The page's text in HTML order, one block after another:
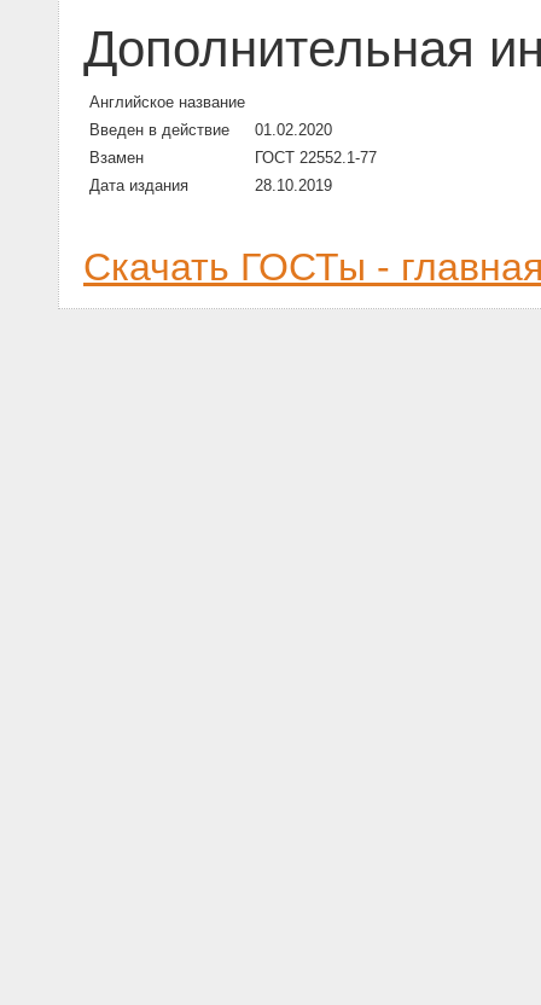
Дополнительная
Английское название
Введен в действие
01.02.2020
Взамен
ГОСТ 22552.1-77
Дата издания
28.10.2019
Скачать ГОСТы -